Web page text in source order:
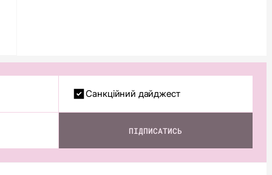
Санкційний дайджест
ПІДПИСАТИСЬ